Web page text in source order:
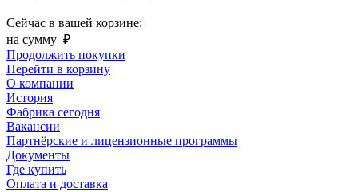
Сейчас в вашей корзине:
на сумму ₽
Продолжить покупки
Перейти в корзину
О компании
История
Фабрика сегодня
Вакансии
Партнёрские и лицензионные программы
Документы
Где купить
Оплата и доставка